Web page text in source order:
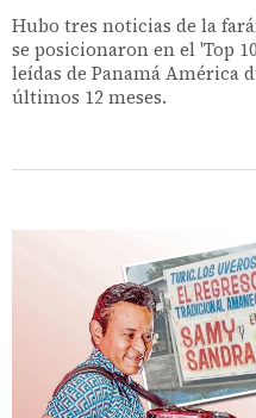
Hubo tres noticias de la
se posicionaron en el 'Top
leídas de Panamá América
últimos 12 meses.